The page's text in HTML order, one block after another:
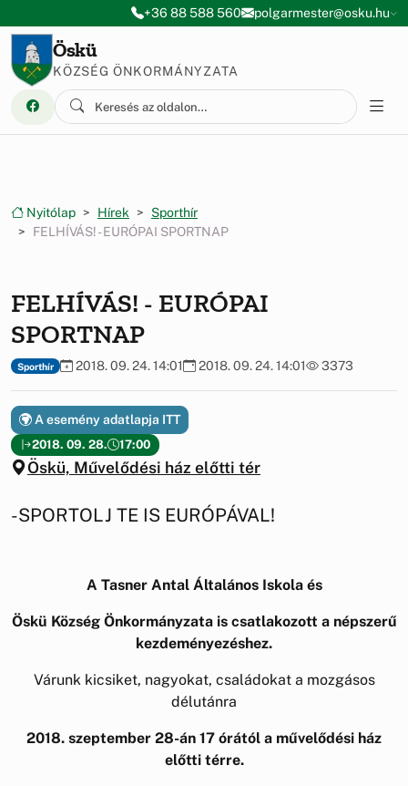
Ugrás a menüre
Ugrás a tartalomra+36 88 588 560 polgarmester@osku.hu
Öskü
KÖZSÉG ÖNKORMÁNYZATA
Nyitólap Hírek
Sporthír
FELHÍVÁS! - EURÓPAI SPORTNAP
FELHÍVÁS! - EURÓPAI
SPORTNAP
Sporthír 2018. 09. 24. 14:01 2018. 09. 24. 14:01 3373
2018. 09. 28. 17:00
Öskü, Művelődési ház előtti tér
A esemény adatlapja ITT
-SPORTOLJ TE IS EURÓPÁVAL!
A Tasner Antal Általános Iskola és
Öskü Község Önkormányzata is csatlakozott a népszerű
kezdeményezéshez.
Várunk kicsiket, nagyokat, családokat a mozgásos
délutánra
2018. szeptember 28-án 17 órától a művelődési ház
előtti térre.